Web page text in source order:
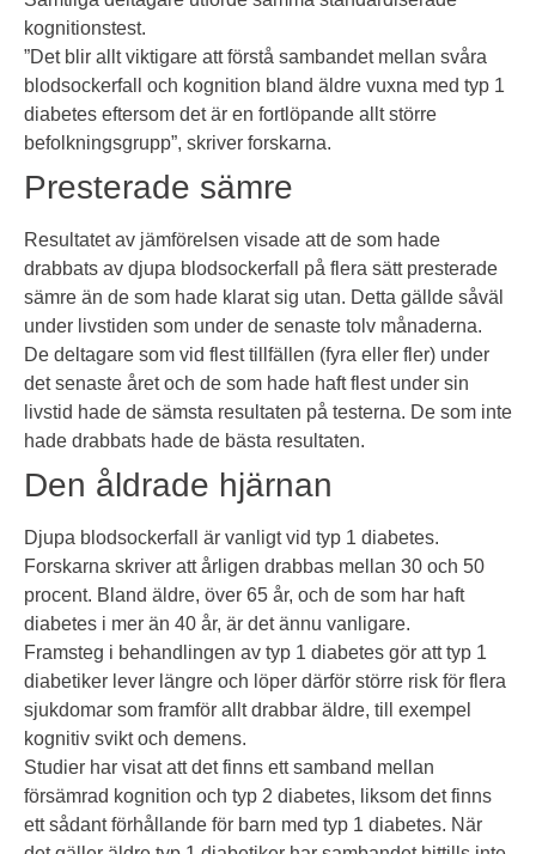
kognitionstest.
”Det blir allt viktigare att förstå sambandet mellan svåra
blodsockerfall och kognition bland äldre vuxna med typ 1
diabetes eftersom det är en fortlöpande allt större
befolkningsgrupp”, skriver forskarna.
Presterade sämre
Resultatet av jämförelsen visade att de som hade
drabbats av djupa blodsockerfall på flera sätt presterade
sämre än de som hade klarat sig utan. Detta gällde såväl
under livstiden som under de senaste tolv månaderna.
De deltagare som vid flest tillfällen (fyra eller fler) under
det senaste året och de som hade haft flest under sin
livstid hade de sämsta resultaten på testerna. De som inte
hade drabbats hade de bästa resultaten.
Den åldrade hjärnan
Djupa blodsockerfall är vanligt vid typ 1 diabetes.
Forskarna skriver att årligen drabbas mellan 30 och 50
procent. Bland äldre, över 65 år, och de som har haft
diabetes i mer än 40 år, är det ännu vanligare.
Framsteg i behandlingen av typ 1 diabetes gör att typ 1
diabetiker lever längre och löper därför större risk för flera
sjukdomar som framför allt drabbar äldre, till exempel
kognitiv svikt och demens.
Studier har visat att det finns ett samband mellan
försämrad kognition och typ 2 diabetes, liksom det finns
ett sådant förhållande för barn med typ 1 diabetes. När